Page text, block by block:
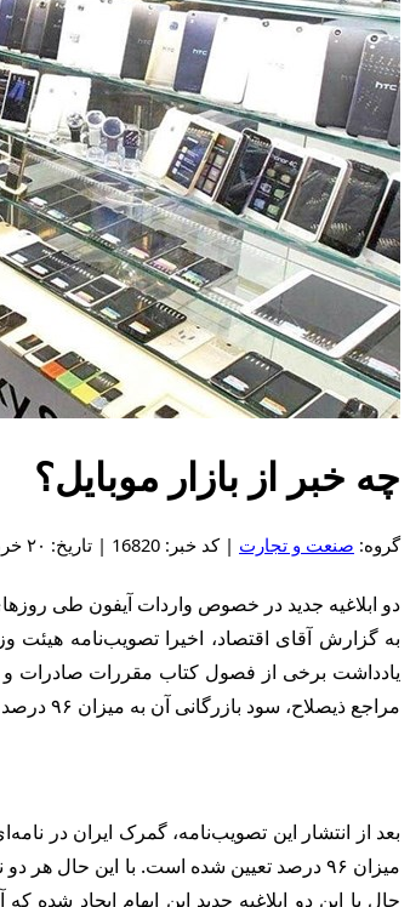
چه خبر از بازار موبایل؟
گروه: صنعت و تجارت | کد خبر: 16820 | تاریخ: ۲۰ خرداد ۱۴۰۳ - ۵:۰۶
دو ابلاغیه جدید در خصوص واردات آیفون طی
یادداشت برخی از فصول کتاب مقررات صادرات و
مراجع ذیصلاح، سود بازرگانی آن به میزان ۹۶ درصد پیش بینی خواهد شد.